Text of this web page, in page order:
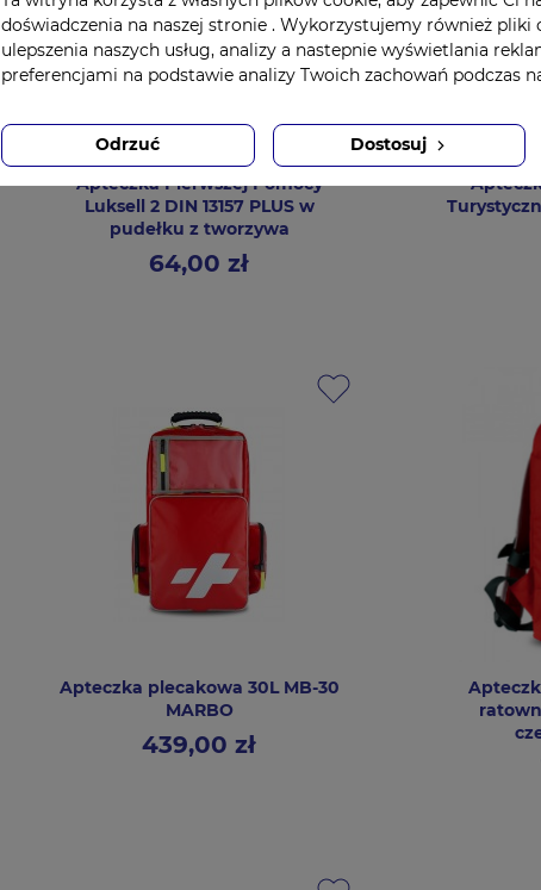
Apteczka Pierwszej Pomocy
Luksell 2 DIN 13157 PLUS w
pudełku z tworzywa
Cena
64,00 zł
Apteczka plecakowa 30L MB-30
MARBO
Cena
439,00 zł
doświadczenia na naszej stronie . Wykorzystujemy również
ulepszenia naszych usług, analizy a nastepnie wyświetlania
preferencjami na podstawie analizy Twoich zachowań podczas
Odrzuć Dostosuj